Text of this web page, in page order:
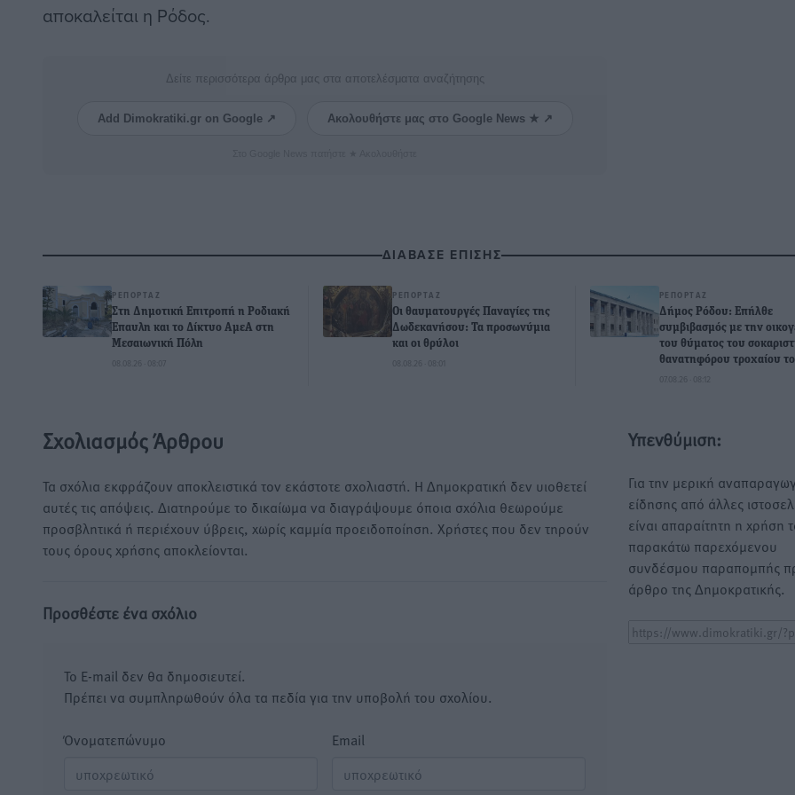
αποκαλείται η Ρόδος.
Δείτε περισσότερα άρθρα μας στα αποτελέσματα αναζήτησης
Add Dimokratiki.gr on Google ↗ Ακολουθήστε μας στο Google News ★ ↗
ΔΙΑΒΑΣΕ ΕΠΙΣΗΣ
ΡΕΠΟΡΤΆΖ
Στη Δημοτική Επιτροπή η Ροδιακή
Έπαυλη και το Δίκτυο ΑμεΑ στη
Μεσαιωνική Πόλη
08.08.26 · 08:07
ΡΕΠΟΡΤΆΖ
Οι θαυματουργές Παναγίες της
Δωδεκανήσου: Τα προσωνύμια
και οι θρύλοι
08.08.26 · 08:01
ΡΕΠΟΡΤΆΖ
Δήμος Ρόδου: Επήλθε
συμβιβασμός με την
του θύματος του
θανατηφόρου τροχαίου
07.08.26 · 08:12
Σχολιασμός Άρθρου
Τα σχόλια εκφράζουν αποκλειστικά τον εκάστοτε σχολιαστή. Η Δημοκρατική δεν υιοθετεί
αυτές τις απόψεις. Διατηρούμε το δικαίωμα να διαγράψουμε όποια σχόλια θεωρούμε
προσβλητικά ή περιέχουν ύβρεις, χωρίς καμμία προειδοποίηση. Χρήστες που δεν τηρούν
τους όρους χρήσης αποκλείονται.
Προσθέστε ένα σχόλιο
Το E-mail δεν θα δημοσιευτεί.
Πρέπει να συμπληρωθούν όλα τα πεδία για την υποβολή του σχολίου.
Όνοματεπώνυμο Email
Υπενθύμιση:
Για την μερική
είδησης από άλλες
είναι απαραίτητη η χρήση
παρακάτω παρεχόμενου
συνδέσμου παραπομπής
άρθρο της Δημοκρατικής.